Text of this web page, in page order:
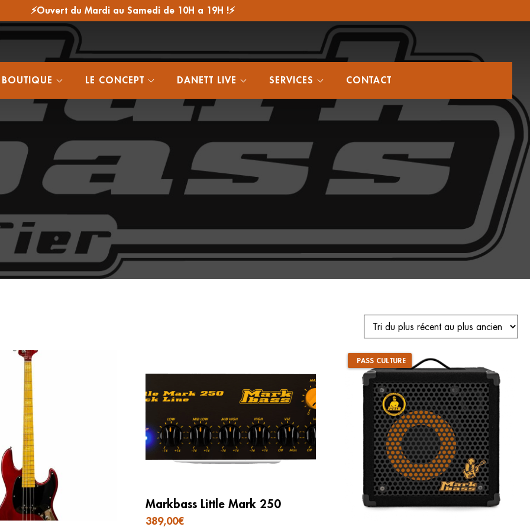
⚡Ouvert du Mardi au Samedi de 10H a 19H !⚡
BOUTIQUE LE CONCEPT DANETT LIVE SERVICES CONTACT
Markbass Little Mark 250
389,00€
PASS CULTURE